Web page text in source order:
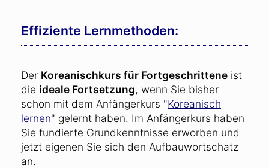
Effiziente Lernmethoden:
Der Koreanischkurs für Fortgeschrittene ist
die ideale Fortsetzung, wenn Sie bisher
schon mit dem Anfängerkurs "Koreanisch
lernen" gelernt haben. Im Anfängerkurs haben
Sie fundierte Grundkenntnisse erworben und
jetzt eigenen Sie sich den Aufbauwortschatz
an.